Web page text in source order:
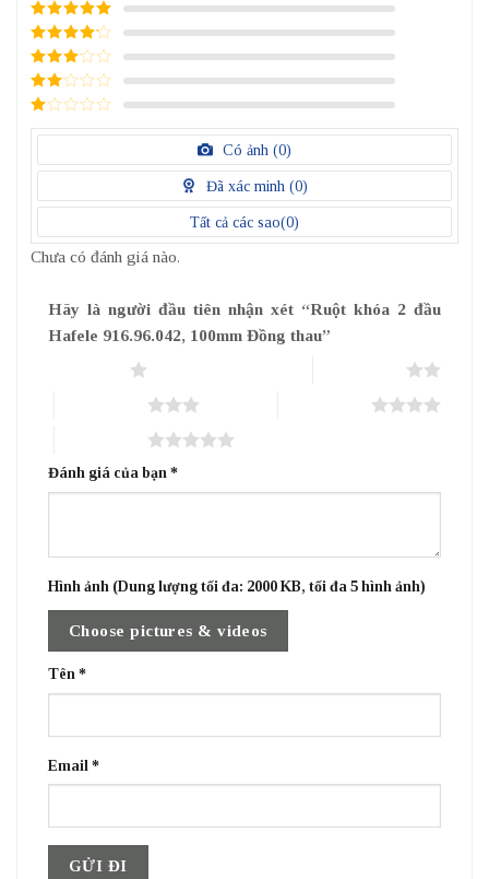
5/ 5 điểm
4/ 5
điểm
3/ 5
điểm
2/
điểm
1
điểm
Có ảnh (0)
Đã xác minh (0)
Tất cả các sao(0)
Chưa có đánh giá nào.
Hãy là người đầu tiên nhận xét “Ruột khóa 2 đầu
Hafele 916.96.042, 100mm Đồng thau”
Đánh giá của bạn *
Hình ảnh (Dung lượng tối đa: 2000 KB, tối đa 5 hình ảnh)
Choose pictures & videos
Tên *
Email *